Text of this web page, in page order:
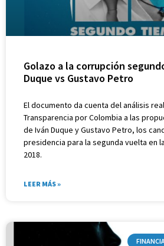
Golazo a la corrupción
Duque vs Gustavo Petro
El documento da cuenta del análisis
Transparencia por Colombia a las
de Iván Duque y Gustavo Petro, los
presidencia para la segunda vuelta en
2018.
LEER MÁS »